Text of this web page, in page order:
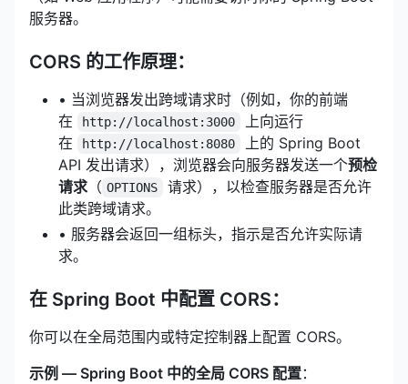
服务器。
CORS 的工作原理：
• 当浏览器发出跨域请求时（例如，你的前端
在
http://localhost:3000
上向运行
在
http://localhost:8080
上的 Spring Boot
API 发出请求），浏览器会向服务器发送一个预检
请求 （ OPTIONS
请求），以检查服务器是否允许
此类跨域请求。
• 服务器会返回一组标头，指示是否允许实际请
求。
在 Spring Boot 中配置 CORS：
你可以在全局范围内或特定控制器上配置 CORS。
示例 — Spring Boot 中的全局 CORS 配置：